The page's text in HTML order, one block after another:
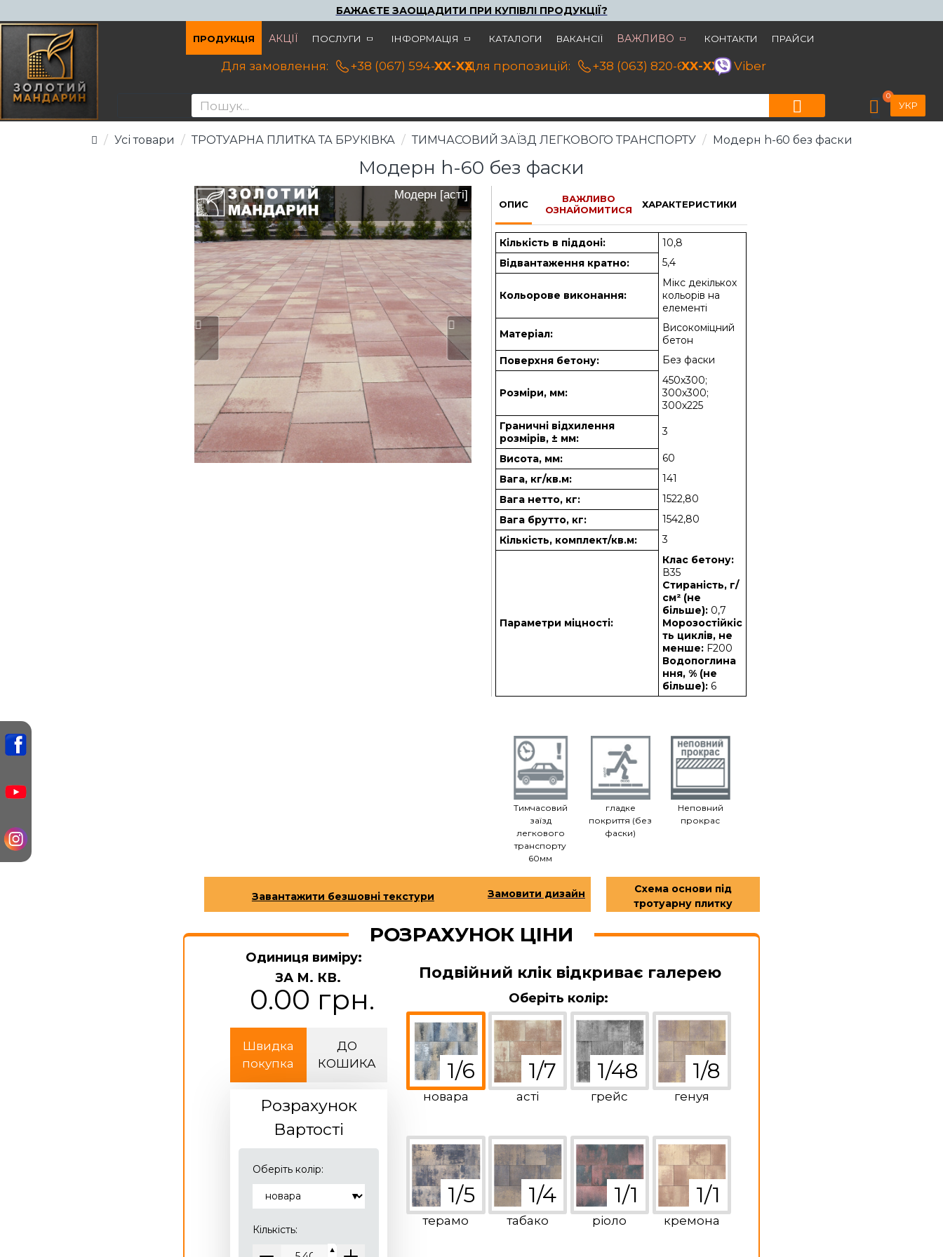
УКР
ПРОДУКЦІЯ АКЦІЇ ПОСЛУГИ ІНФОРМАЦІЯ КАТАЛОГИ ВАКАНСІЇ ВАЖЛИВО КОНТАКТИ ПРАЙСИ
Для замовлення: +38 (067) 594-21-22
XX-XXДля пропозицій: +38 (063) 820-60-79
XX-XX Viber
0
Усі товари ТРОТУАРНА ПЛИТКА ТА БРУКІВКА ТИМЧАСОВИЙ ЗАЇЗД ЛЕГКОВОГО ТРАНСПОРТУ Модерн h-60 без фаски
Модерн h-60 без фаски
БАЖАЄТЕ ЗАОЩАДИТИ ПРИ КУПІВЛІ ПРОДУКЦІЇ?
Модерн [асті]
ОПИС ХАРАКТЕРИСТИКИ
ВАЖЛИВО
ОЗНАЙОМИТИСЯ
Кількість в піддоні:
10,8
Відвантаження кратно:
5,4
Кольорове виконання:
Мікс декількох
кольорів на
елементі
Матеріал:
Високоміцний
бетон
Поверхня бетону:
Без фаски
Розміри, мм:
450х300;
300х300;
300х225
Граничні відхилення
розмірів, ± мм:
3
Висота, мм:
60
Вага, кг/кв.м:
141
Вага нетто, кг:
1522,80
Вага брутто, кг:
1542,80
Кількість, комплект/кв.м:
3
Параметри міцності:
Клас бетону:
В35
Стираність, г/
см² (не
більше): 0,7
Морозостійкіс
ть циклів, не
менше: F200
Водопоглина
ння, % (не
більше): 6
Тимчасовий
заїзд
легкового
транспорту
60мм
гладке
покриття (без
фаски)
Неповний
прокрас
Завантажити безшовні текстури
Схема основи під
тротуарну плитку
РОЗРАХУНОК ЦІНИ
Одиниця виміру:
ЗА М. КВ.
0.00 грн.
Швидка
покупка
ДО
КОШИКА
Розрахунок
Вартості
Оберіть колір:
Кількість:
▼
Подвійний клік відкриває галерею
Оберіть колір:
новара асті грейс генуя
терамо табако ріоло кремона